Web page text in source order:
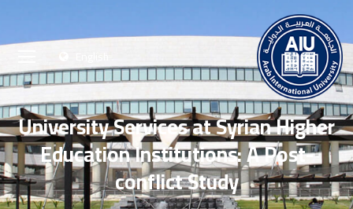
University Services at Syrian Higher
Education Institutions: A Post-
conflict Study